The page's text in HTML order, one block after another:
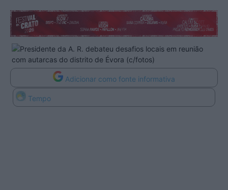
Adicionar como fonte informativa
Tempo